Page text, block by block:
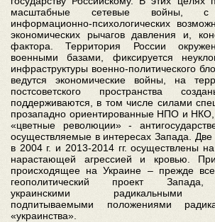
масштабные сетевые войны, с
информационно-психологических
экономических рычагов давления и,
фактора. Территория России
военными базами, фиксируется
инфраструктуры военно-политического
ведутся экономические войны, на
постсоветского пространства
поддерживаются, в том числе силами
прозападно ориентированные НПО и НКО,
«цветные революции» -
осуществляемые в интересах Запада.
в 2004 г. и 2013-2014 гг. осуществлены
нарастающей агрессией и кровью.
происходящее на Украине – прежде
геополитический проект Запада,
украинскими радикальными
подпитываемыми положениями
«украинства».